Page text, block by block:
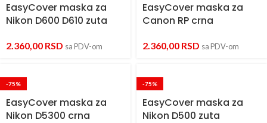
EasyCover maska za
Nikon D600 D610 zuta
2.360,00 RSD sa PDV-om
EasyCover maska za
Canon RP crna
2.360,00 RSD sa PDV-om
-75%
EasyCover maska za
Nikon D5300 crna
-75%
EasyCover maska za
Nikon D500 zuta